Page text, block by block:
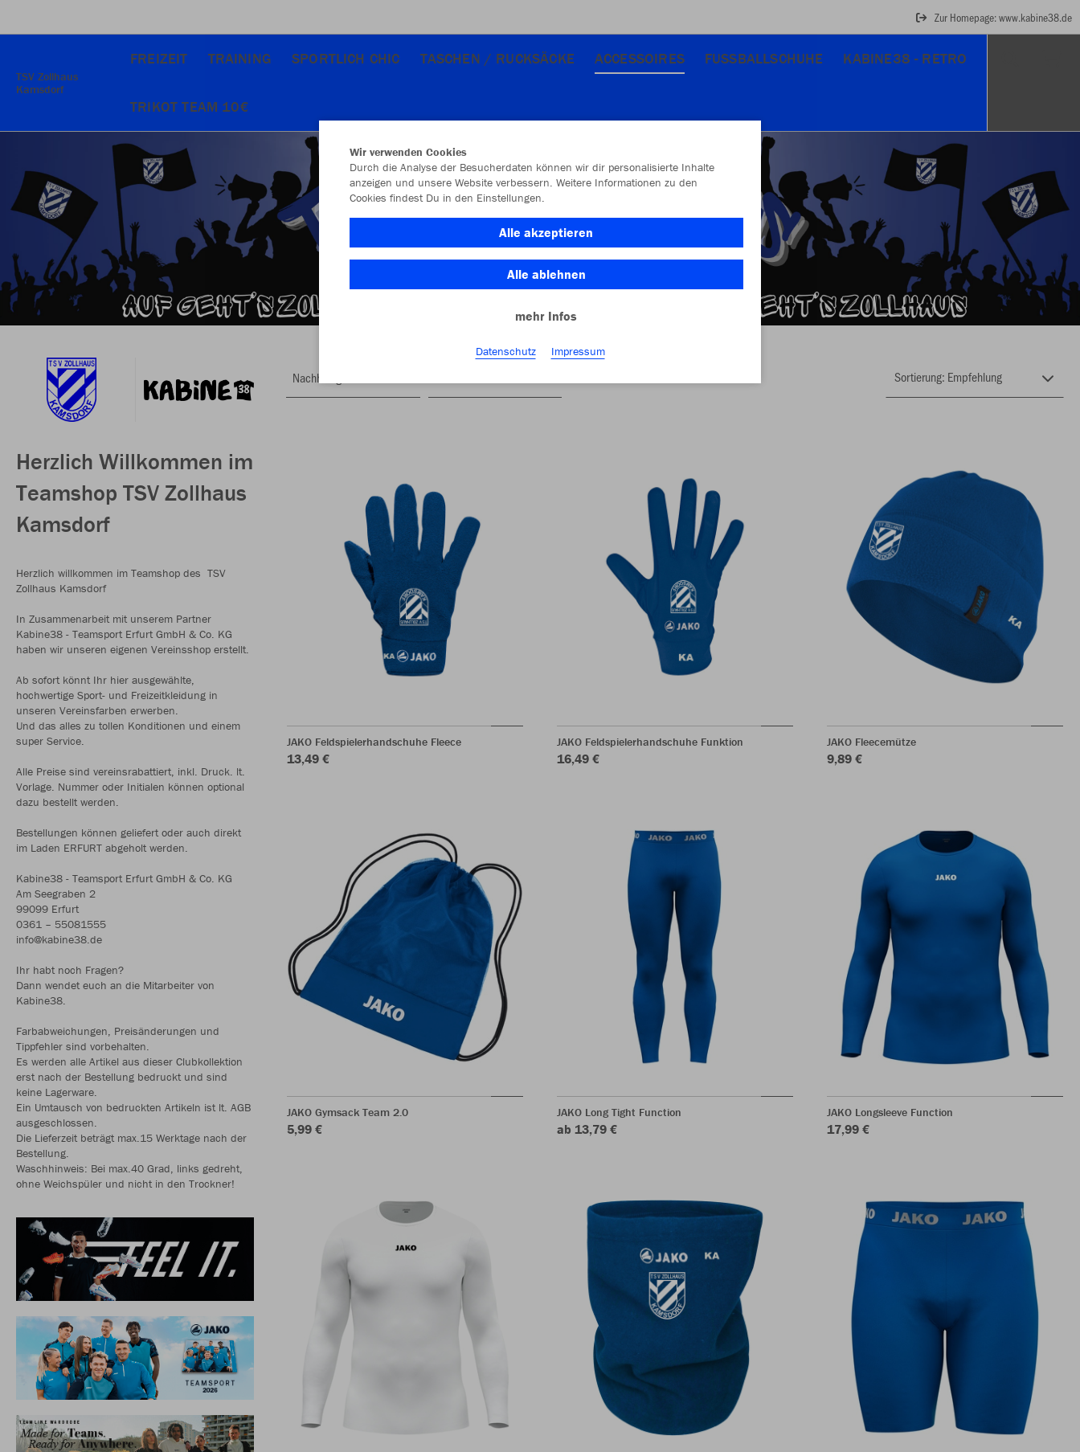
Zur Homepage: www.kabine38.de
TSV Zollhaus
Kamsdorf
FREIZEIT TRAINING SPORTLICH CHIC TASCHEN / RUCKSÄCKE ACCESSOIRES FUSSBALLSCHUHE KABINE38 - RETRO
TRIKOT TEAM 10€
Herzlich Willkommen im
Teamshop TSV Zollhaus
Kamsdorf
Herzlich willkommen im Teamshop des TSV
Zollhaus Kamsdorf
In Zusammenarbeit mit unserem Partner
Kabine38 - Teamsport Erfurt GmbH & Co. KG
haben wir unseren eigenen Vereinsshop erstellt.
Ab sofort könnt Ihr hier ausgewählte,
hochwertige Sport- und Freizeitkleidung in
unseren Vereinsfarben erwerben.
Und das alles zu tollen Konditionen und einem
super Service.
Alle Preise sind vereinsrabattiert, inkl. Druck. lt.
Vorlage. Nummer oder Initialen können optional
dazu bestellt werden.
Bestellungen können geliefert oder auch direkt
im Laden ERFURT abgeholt werden.
Kabine38 - Teamsport Erfurt GmbH & Co. KG
Am Seegraben 2
99099 Erfurt
0361 – 55081555
info@kabine38.de
Ihr habt noch Fragen?
Dann wendet euch an die Mitarbeiter von
Kabine38.
Farbabweichungen, Preisänderungen und
Tippfehler sind vorbehalten.
Es werden alle Artikel aus dieser Clubkollektion
erst nach der Bestellung bedruckt und sind
keine Lagerware.
Ein Umtausch von bedruckten Artikeln ist lt. AGB
ausgeschlossen.
Die Lieferzeit beträgt max.15 Werktage nach der
Bestellung.
Waschhinweis: Bei max.40 Grad, links gedreht,
ohne Weichspüler und nicht in den Trockner!
Nachhaltig
JAKO Feldspielerhandschuhe Fleece
13,49 €
JAKO Feldspielerhandschuhe Funktion
16,49 €
JAKO Fleecemütze
9,89 €
JAKO Gymsack Team 2.0
5,99 €
JAKO Long Tight Function
ab 13,79 €
JAKO Longsleeve Function
17,99 €
Wir verwenden Cookies
Durch die Analyse der Besucherdaten können wir dir personalisierte Inhalte
anzeigen und unsere Website verbessern. Weitere Informationen zu den
Cookies findest Du in den Einstellungen.
Alle akzeptieren
Alle ablehnen
mehr Infos
Datenschutz Impressum